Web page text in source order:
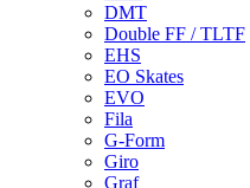
DMT
Double FF / TLTF
EHS
EO Skates
EVO
Fila
G-Form
Giro
Graf